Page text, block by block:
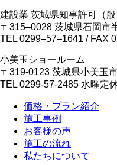
建設業 茨城県知事許可（
〒315‒0028 茨城県石岡市
TEL 0299‒57‒1641 / FAX
小美玉ショールーム
〒319-0123 茨城県小美玉
TEL 0299-57-2485 水曜定
価格・プラン紹介
施工事例
お客様の声
施工の流れ
私たちについて